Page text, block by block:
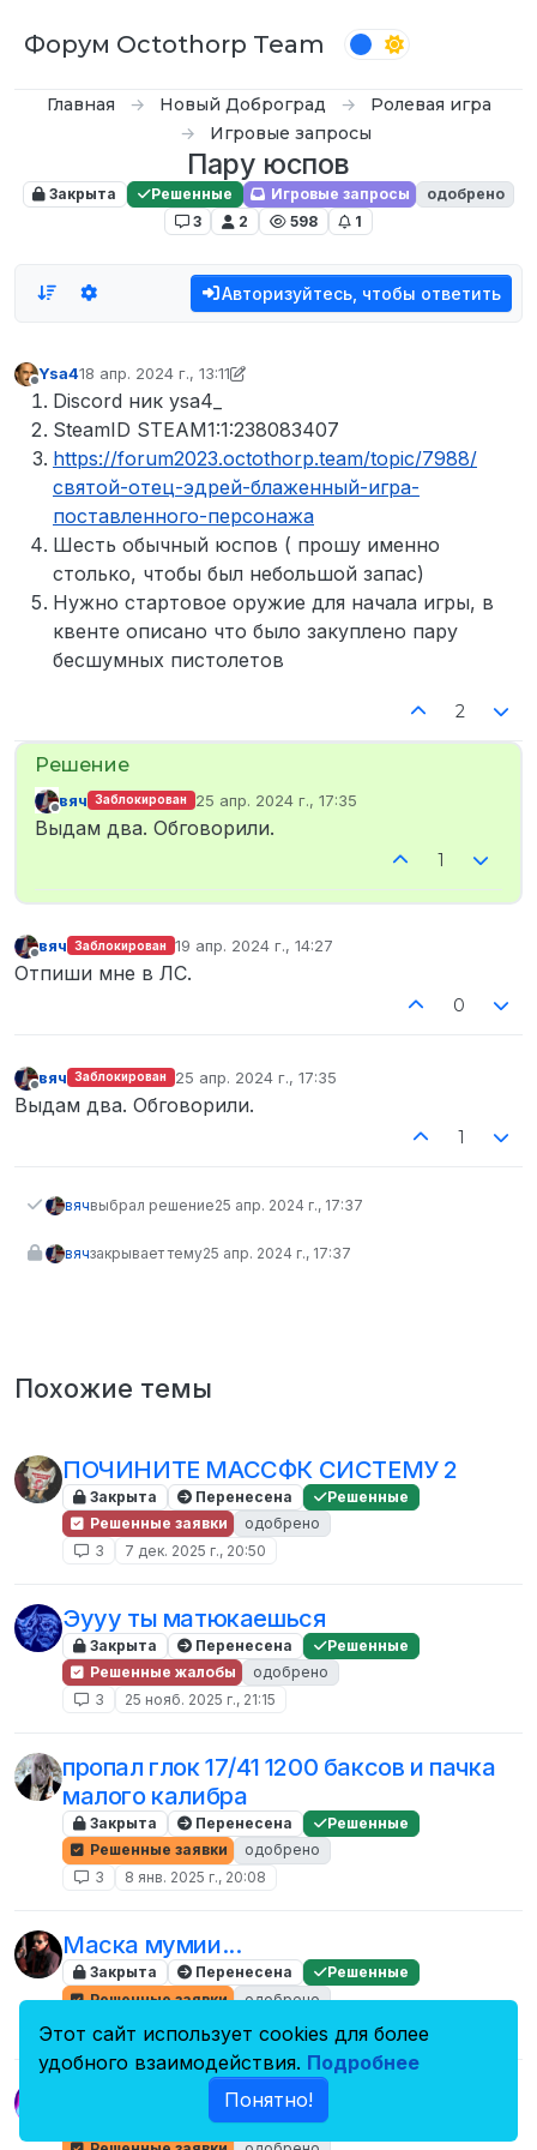
Форум Octothorp Team
Главная Новый Доброград
Ролевая игра
Игровые запросы
Пару юспов
Закрыта Решенные Игровые запросы
одобрено
3
2 598 1
Авторизуйтесь, чтобы ответить
Не в сети
Ysa418 апр. 2024 г., 13:11
отредактировано вяч
Discord ник ysa4_
SteamID STEAM1:1:238083407
https://forum2023.octothorp.team/topic/7988/
святой-отец-эдрей-блаженный-игра-
поставленного-персонажа
Шесть обычный юспов ( прошу именно
столько, чтобы был небольшой запас)
Нужно стартовое оружие для начала игры, в
квенте описано что было закуплено пару
бесшумных пистолетов
2
Не в сети
вяч Заблокирован 25 апр. 2024 г., 17:35
отредактировано
Выдам два. Обговорили.
1
вяч Заблокирован 19 апр. 2024 г., 14:27
отредактировано
Отпиши мне в ЛС.
0
Не в сети
вяч Заблокирован 25 апр. 2024 г., 17:35
отредактировано
Выдам два. Обговорили.
1
вячвыбрал решение25 апр. 2024 г., 17:37
вячзакрывает тему25 апр. 2024 г., 17:37
Похожие темы
ПОЧИНИТЕ МАССФК СИСТЕМУ 2
Закрыта Перенесена
Решенные
Решенные заявки
одобрено
3
7 дек. 2025 г., 20:50
Эууу ты матюкаешься
Закрыта Перенесена
Решенные
Решенные жалобы
одобрено
3
25 нояб. 2025 г., 21:15
пропал глок 17/41 1200 баксов и пачка
малого калибра
Закрыта Перенесена
Решенные
Решенные заявки
одобрено
3
8 янв. 2025 г., 20:08
Маска мумии...
Закрыта Перенесена
Решенные
Решенные заявки
одобрено
кепка патриота слетела
Перенесена
Решенные
Этот сайт использует cookies для более
удобного взаимодействия. Подробнее
Понятно!